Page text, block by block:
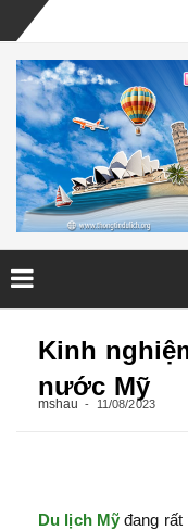
Kinh
nước Mỹ
mshau 11/08/2023
Du lịch Mỹ đang rất